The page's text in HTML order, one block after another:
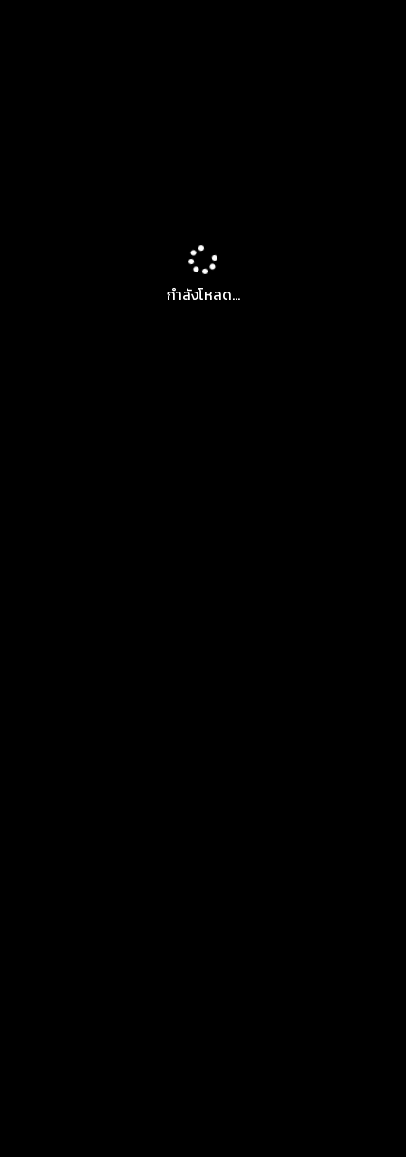
กำลังโหลด...